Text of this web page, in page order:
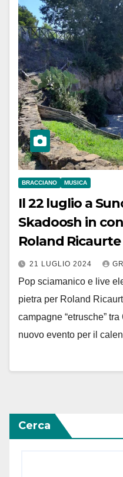
BRACCIANO MUSICA
Il 22 luglio a
Skadoosh in
Roland Ricaurte
21 LUGLIO 2024
Pop sciamanico e live
pietra per Roland
campagne “etrusche”
nuovo evento per il
Cerca